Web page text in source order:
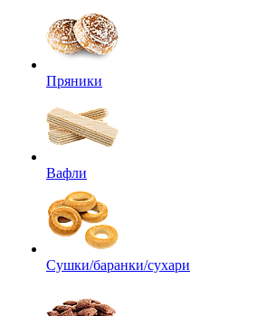
Пряники
Вафли
Сушки/баранки/сухари